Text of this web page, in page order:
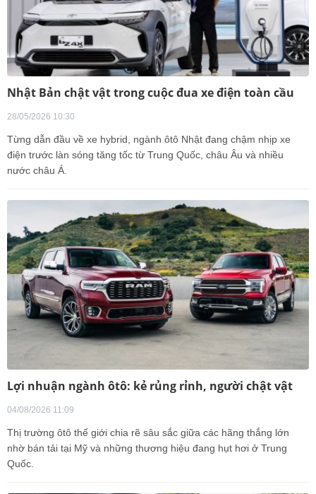
Nhật Bản chật vật trong cuộc đua xe điện toàn cầu
28/05/2026 10:30
Từng dẫn đầu về xe hybrid, ngành ôtô Nhật đang chậm nhịp xe
điện trước làn sóng tăng tốc từ Trung Quốc, châu Âu và nhiều
nước châu Á.
Lợi nhuận ngành ôtô: kẻ rủng rỉnh, người chật vật
04/08/2026 11:09
Thị trường ôtô thế giới chia rẽ sâu sắc giữa các hãng thắng lớn
nhờ bán tải tại Mỹ và những thương hiệu đang hụt hơi ở Trung
Quốc.